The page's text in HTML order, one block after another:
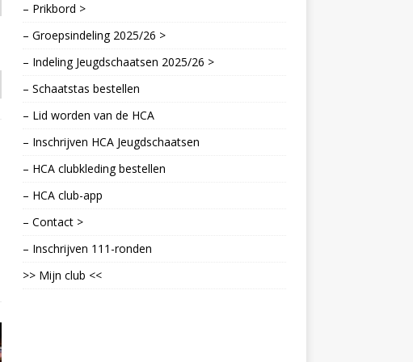
– Prikbord >
– Groepsindeling 2025/26 >
– Indeling Jeugdschaatsen 2025/26 >
– Schaatstas bestellen
– Lid worden van de HCA
– Inschrijven HCA Jeugdschaatsen
– HCA clubkleding bestellen
– HCA club-app
– Contact >
– Inschrijven 111-ronden
>> Mijn club <<